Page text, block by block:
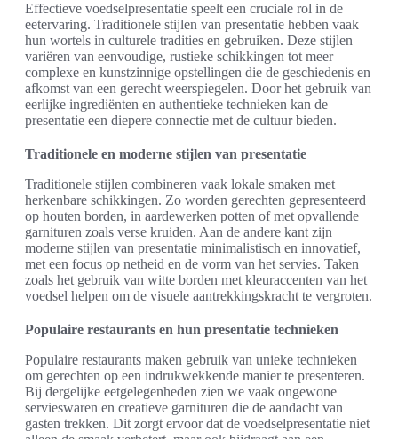
Effectieve voedselpresentatie speelt een cruciale rol in de
eetervaring. Traditionele stijlen van presentatie hebben vaak
hun wortels in culturele tradities en gebruiken. Deze stijlen
variëren van eenvoudige, rustieke schikkingen tot meer
complexe en kunstzinnige opstellingen die de geschiedenis en
afkomst van een gerecht weerspiegelen. Door het gebruik van
eerlijke ingrediënten en authentieke technieken kan de
presentatie een diepere connectie met de cultuur bieden.
Traditionele en moderne stijlen van presentatie
Traditionele stijlen combineren vaak lokale smaken met
herkenbare schikkingen. Zo worden gerechten gepresenteerd
op houten borden, in aardewerken potten of met opvallende
garnituren zoals verse kruiden. Aan de andere kant zijn
moderne stijlen van presentatie minimalistisch en innovatief,
met een focus op netheid en de vorm van het servies. Taken
zoals het gebruik van witte borden met kleuraccenten van het
voedsel helpen om de visuele aantrekkingskracht te vergroten.
Populaire restaurants en hun presentatie technieken
Populaire restaurants maken gebruik van unieke technieken
om gerechten op een indrukwekkende manier te presenteren.
Bij dergelijke eetgelegenheden zien we vaak ongewone
servieswaren en creatieve garnituren die de aandacht van
gasten trekken. Dit zorgt ervoor dat de voedselpresentatie niet